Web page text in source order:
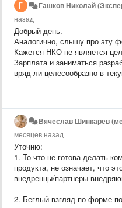
Гашков Николай
назад
Добрый день.
Аналогично, слышу про эту
Кажется НКО не является
Зарплата и заниматься
вряд ли целесообразно в
Вячеслав Шинкарев
месяцев назад
Уточню:
1. То что не готова делать
продукта, не означает, что
внедренцы/партнеры
2. Беглый взгляд по форме